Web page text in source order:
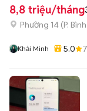
8,8 triệu/tháng
Phường 14 (P.
Khải Minh 5.0 7